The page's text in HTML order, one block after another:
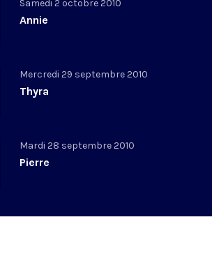
Samedi 2 octobre 2010
Annie
Mercredi 29 septembre 2010
Thyra
Mardi 28 septembre 2010
Pierre